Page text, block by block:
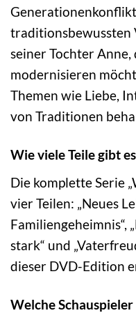
traditionsbewussten
seiner Tochter
modernisieren
Themen wie Liebe,
von Traditionen
Wie viele Teile gibt
Die komplette Serie
vier Teilen: „Neues
Familiengeheimnis“,
stark“ und
dieser DVD-Edition
Welche